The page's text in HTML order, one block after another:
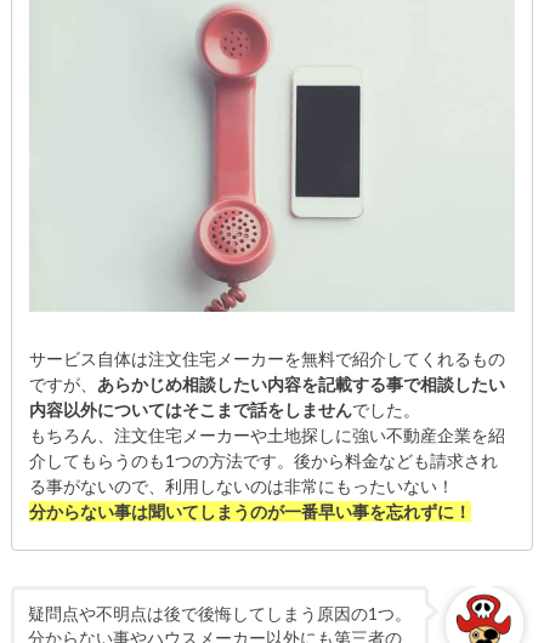
サービス自体は注文住宅メーカーを無料で紹介してくれるもの
ですが、 あらかじめ相談したい内容を記載する事で相談したい
内容以外についてはそこまで話をしませんでした。
もちろん、注文住宅メーカーや土地探しに強い不動産企業を紹
介してもらうのも1つの方法です。後から料金なども請求され
る事がないので、利用しないのは非常にもったいない！
分からない事は聞いてしまうのが一番早い事を忘れずに！
疑問点や不明点は後で後悔してしまう原因の1つ。
分からない事やハウスメーカー以外にも第三者の